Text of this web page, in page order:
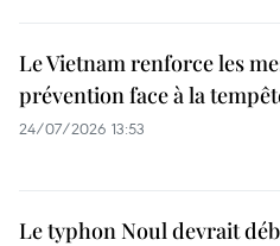
Le Vietnam renforce les
prévention face à la
24/07/2026 13:53
Le typhon Noul devrait